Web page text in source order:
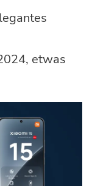
etwas